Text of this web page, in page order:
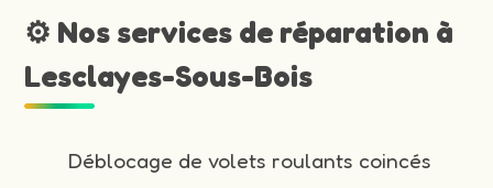
⚙️ Nos services de réparation à
Lesclayes-Sous-Bois
Déblocage de volets roulants coincés